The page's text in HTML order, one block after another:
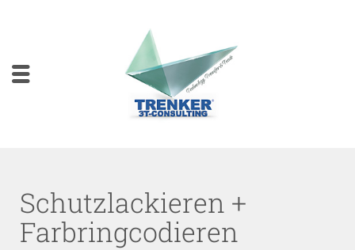
Schutzlackieren +
Farbringcodieren